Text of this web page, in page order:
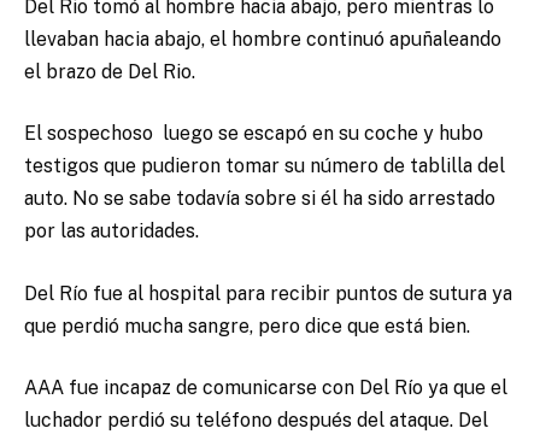
Del Rio tomó al hombre hacia abajo, pero mientras lo
llevaban hacia abajo, el hombre continuó apuñaleando
el brazo de Del Rio.
El sospechoso luego se escapó en su coche y hubo
testigos que pudieron tomar su número de tablilla del
auto. No se sabe todavía sobre si él ha sido arrestado
por las autoridades.
Del Río fue al hospital para recibir puntos de sutura ya
que perdió mucha sangre, pero dice que está bien.
AAA fue incapaz de comunicarse con Del Río ya que el
luchador perdió su teléfono después del ataque. Del